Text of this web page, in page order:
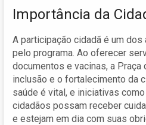
Importância da
A participação cidadã é um
pelo programa. Ao oferecer
documentos e vacinas, a
inclusão e o fortalecimento da
saúde é vital, e iniciativas
cidadãos possam receber
e estejam em dia com suas